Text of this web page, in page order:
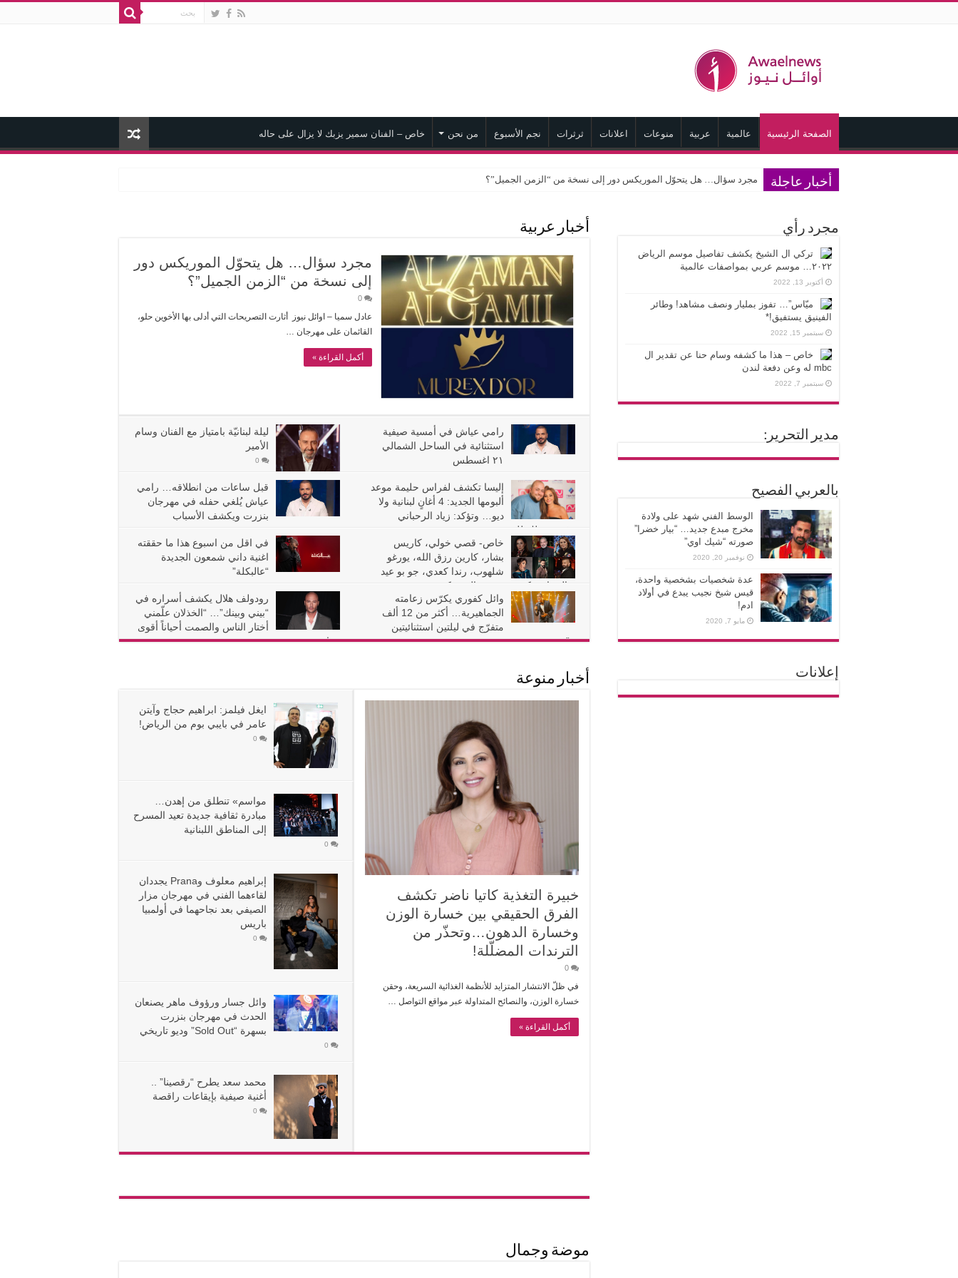
الصفحة الرئيسية عالمية عربية منوعات اعلانات ثرثرات نجم الأسبوع من نحن خاص – الفنان سمير يزبك لا يزال على حاله
أخبار عاجلة مجرد سؤال… هل يتحوّل الموريكس دور إلى نسخة من “الزمن الجميل”؟
أخبار عربية
مجرد سؤال… هل يتحوّل الموريكس دور
إلى نسخة من “الزمن الجميل”؟
0
عادل سميا – اوائل نيوز أثارت التصريحات التي أدلى بها الأخوين حلو،
القائمان على مهرجان …
أكمل القراءة »
رامي عياش في أمسية صيفية
استثنائية في الساحل الشمالي
٢١ اغسطس
ليلة لبنانيّة بامتياز مع الفنان وسام
الأمير
0
إليسا تكشف لفراس حليمة موعد
ألبومها الجديد: 4 أغانٍ لبنانية ولا
ديو… وتؤكد: زياد الرحباني
وفيروز ملك للجميع
0
قبل ساعات من انطلاقه… رامي
عياش يُلغي حفله في مهرجان
بنزرت ويكشف الأسباب
خاص- قصي خولي، كاريس
بشار، كارين رزق الله، يورغو
شلهوب، رندا كعدي، جو بو عيد
وبالحرام مكرمين ضمن الموريكس دور
0
في اقل من اسبوع هذا ما حققته
اغنية داني شمعون الجديدة
“عالبكلة”
وائل كفوري يكرّس زعامته
الجماهيرية… أكثر من 12 ألف
متفرّج في ليلتين استثنائيتين
بـ”فوروم دو بيروت
رودولف هلال يكشف أسراره في
“بيني وبينك”… “الخذلان علّمني
أختار الناس والصمت أحياناً أقوى
مواجهة
أخبار منوعة
خبيرة التغذية كاتيا ناضر تكشف
الفرق الحقيقي بين خسارة الوزن
وخسارة الدهون…وتحذّر من
الترندات المضلّلة!
0
في ظلّ الانتشار المتزايد للأنظمة الغذائية السريعة، وحقن
خسارة الوزن، والنصائح المتداولة عبر مواقع التواصل …
أكمل القراءة »
ايغل فيلمز: ابراهيم حجاج وآيتن
عامر في بايبي بوم من الرياض!
0
مواسم» تنطلق من إهدن…
مبادرة ثقافية جديدة تعيد المسرح
إلى المناطق اللبنانية
0
إبراهيم معلوف وPrana يجددان
لقاءهما الفني في مهرجان مزار
الصيفي بعد نجاحهما في أولمبيا
باريس
0
وائل جسار ورؤوف ماهر يصنعان
الحدث في مهرجان بنزرت
بسهرة “Sold Out” وديو تاريخي
0
محمد سعد يطرح “رقصينا” ..
أغنية صيفية بإيقاعات راقصة
0
موضة وجمال
مجرد رأي
تركي ال الشيخ يكشف تفاصيل موسم الرياض
٢٠٢٢… موسم عربي بمواصفات عالمية
أكتوبر 13, 2022
ميّاس”… تفوز بمليار ونصف مشاهد! وطائر
الفينيق يستفيق!*
سبتمبر 15, 2022
خاص – هذا ما كشفه وسام حنا عن تقدير ال
mbc له وعن دفعة لندن
سبتمبر 7, 2022
مدير التحرير:
بالعربي الفصيح
الوسط الفني شهد على ولادة
مخرج مبدع جديد… “بيار خضرا”
صورته “شيك اوي”
نوفمبر 20, 2020
عدة شخصيات بشخصية واحدة،
قيس شيخ نجيب يبدع في أولاد
ادم!
مايو 7, 2020
إعلانات